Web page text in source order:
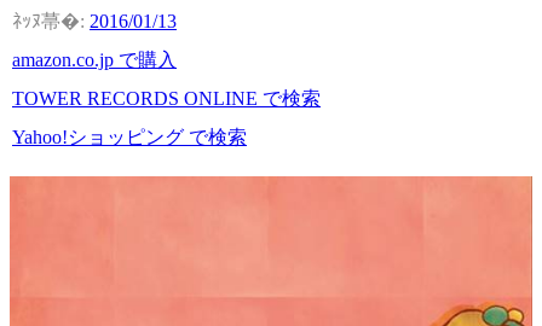
2016/01/13
amazon.co.jp で購入
TOWER RECORDS ONLINE で検索
Yahoo!ショッピング で検索